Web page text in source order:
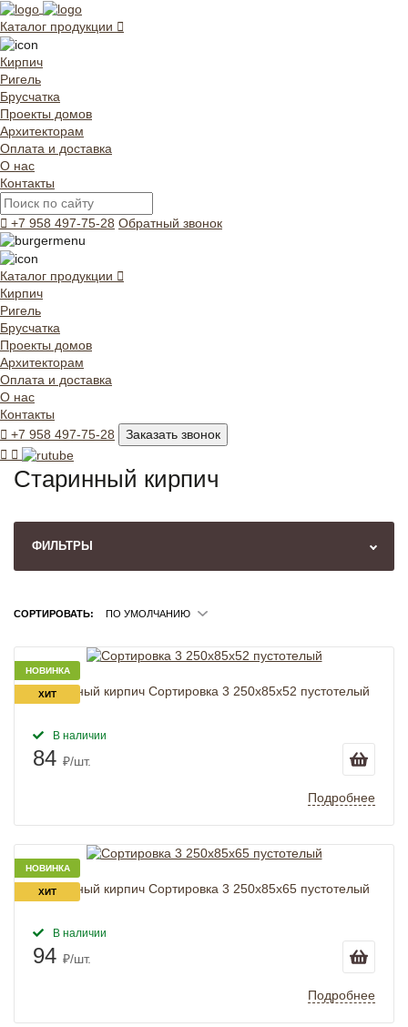
Каталог продукции
Кирпич
Ригель
Брусчатка
Проекты домов
Архитекторам
Оплата и доставка
О нас
Контакты
+7 958 497-75-28 Обратный звонок
Каталог продукции
Кирпич
Ригель
Брусчатка
Проекты домов
Архитекторам
Оплата и доставка
О нас
Контакты
+7 958 497-75-28
Заказать звонок
Старинный кирпич
ФИЛЬТРЫ
СОРТИРОВАТЬ: ПО УМОЛЧАНИЮ
НОВИНКА
ХИТ
Старинный кирпич Сортировка 3 250х85х52 пустотелый
В наличии
84 ₽/шт.
Подробнее
НОВИНКА
ХИТ
Старинный кирпич Сортировка 3 250х85х65 пустотелый
В наличии
94 ₽/шт.
Подробнее